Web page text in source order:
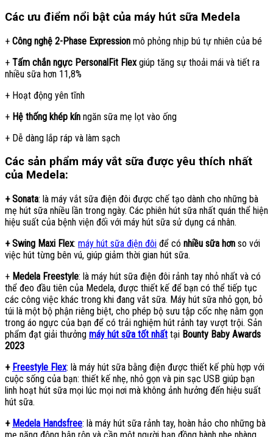
Các ưu điểm nổi bật của máy hút sữa Medela
+ Công nghệ 2-Phase Expression mô phỏng nhịp bú tự nhiên của bé
+ Tấm chắn ngực PersonalFit Flexgiúp tăng sự thoải mái và tiết ra
nhiều sữa hơn 11,8%
+ Hoạt động yên tĩnh
+ Hệ thống khép kín ngăn sữa mẹ lọt vào ống
+ Dễ dàng lắp ráp và làm sạch
Các sản phẩm máy vắt sữa được yêu thích nhất
của Medela:
+ Sonata: là máy vắt sữa điện đôi được chế tạo dành cho những bà
mẹ hút sữa nhiều lần trong ngày. Các phiên hút sữa nhất quán thể hiện
hiệu suất của bệnh viện đối với máy hút sữa sử dụng cá nhân.
+ Swing Maxi Flex: máy hút sữa điện đôi để có nhiều sữa hơn so với
việc hút từng bên vú, giúp giảm thời gian hút sữa.
+ Medela Freestyle: là máy hút sữa điện đôi rảnh tay nhỏ nhất và có
thể đeo đầu tiên của Medela, được thiết kế để bạn có thể tiếp tục
các công việc khác trong khi đang vắt sữa. Máy hút sữa nhỏ gọn, bỏ
túi là một bộ phận riêng biệt, cho phép bộ sưu tập cốc nhẹ nằm gọn
trong áo ngực của bạn để có trải nghiệm hút rảnh tay vượt trội. Sản
phẩm đạt giải thưởng máy hút sữa tốt nhất tại Bounty Baby Awards
2023
+ Freestyle Flex: là máy hút sữa bằng điện được thiết kế phù hợp với
cuộc sống của bạn: thiết kế nhẹ, nhỏ gọn và pin sạc USB giúp bạn
linh hoạt hút sữa mọi lúc mọi nơi mà không ảnh hưởng đến hiệu suất
hút sữa.
+ Medela Handsfree: là máy hút sữa rảnh tay, hoàn hảo cho những bà